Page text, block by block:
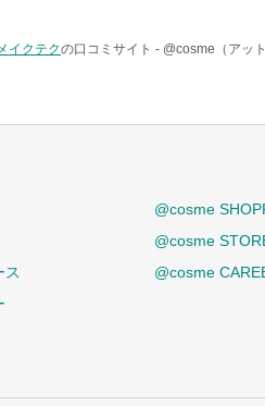
イクテクの口コミサイト - @cosme（アッ
ス
@cosme
@cosme
@cosme